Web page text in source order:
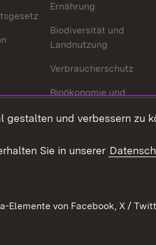
Ernährung
Biodiversität und
Landnutzung
Verbraucherschutz
Bioökonomie und
gestalten und verbessern zu
Sie in unserer
Elemente von Facebook, X /